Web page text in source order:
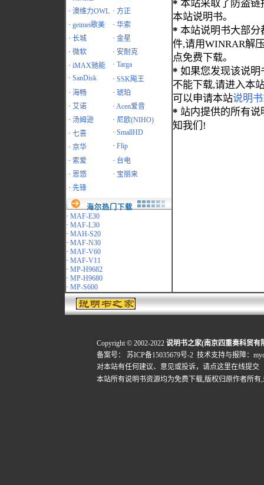
· 澳维力OWL · 方正
· geimei歌美 · 华索
· 长城 · 金星
· 微软 · 安耐克
· iMAX驰能 · Targa
· SanDisk · SSK飚王
· 海畅 · 琥珀
· 艾诺 · Acen爱音
· 汤姆逊 · 尼欧(NIHO)
· 七喜 · SmallHD
· 京华 · Flip
· 索爱 · 台电
· 恩悠 · 宝丽来
· 先锋
海尔热门下载
· MAF-E30
· MAF-L30
· MAH-S20
· MAF-N30
· MAF-V60
· MAF-V11
· MP-H9682
· MP-H9680
· MP-S600
* 本站采取了防盗链
本站说明书。
* 本站说明书大部分
件,请用WINRAR解
点免费下载。
* 如果您发现该说明
不能下载,请进入本
可以申请本站说明
* 站内提供的所有
知我们!
Copyright © 2002-2022 说明书之家(南京四重奏科贸有
备案号：
苏ICP备15035679号-2 技术支持与报障：
对本站有任何建议、意见或投诉， 请点这里在线提交
本站所有说明书资源均为免费下载,版权归原作者所